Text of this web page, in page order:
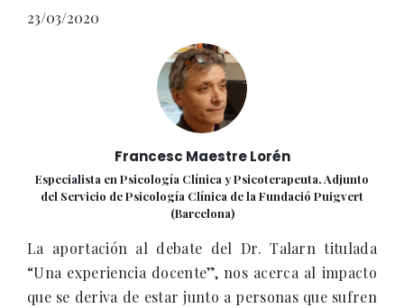
23/03/2020
Francesc Maestre Lorén
Especialista en Psicología Clínica y Psicoterapeuta. Adjunto
del Servicio de Psicología Clínica de la Fundació Puigvert
(Barcelona)
La aportación al debate del Dr. Talarn titulada
“Una experiencia docente”, nos acerca al impacto
que se deriva de estar junto a personas que sufren